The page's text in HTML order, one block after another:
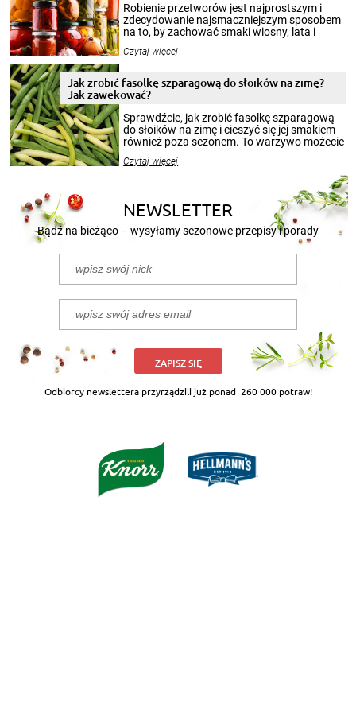
Robienie przetworów jest najprostszym i
zdecydowanie najsmaczniejszym sposobem
na to, by zachować smaki wiosny, lata i
krajobrazów, by cieszyć nimi oko w sezonie
pełni poczuć atmosferę cieplejszych
miesięcy. Przygotowanie słoików ze
patenty, które pozwolą zachować świeżość
przetworów.
Czytaj więcej
Jak zrobić fasolkę szparagową do słoików na zimę?
Jak zawekować?
Sprawdźcie, jak zrobić fasolkę szparagową
do słoików na zimę i cieszyć się jej smakiem
również poza sezonem. To warzywo możecie
nasze propozycje!
Czytaj więcej
NEWSLETTER
Bądź na bieżąco – wysyłamy sezonowe przepisy i porady
ZAPISZ SIĘ
Odbiorcy newslettera przyrządzili już ponad 260 000 potraw!